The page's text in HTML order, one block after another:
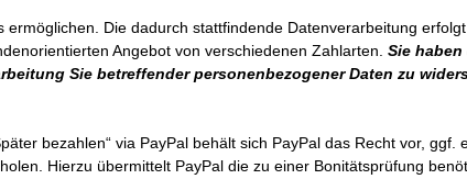
Die dadurch stattfindende Datenverarbeitung
Angebot von verschiedenen Zahlarten. Sie
Sie betreffender personenbezogener Daten zu
bezahlen“ via PayPal behält sich PayPal das Recht vor, ggf.
Hierzu übermittelt PayPal die zu einer Bonitätsprüfung